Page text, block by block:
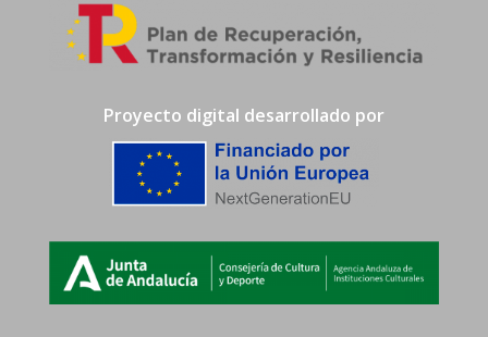
Proyecto digital desarrollado por